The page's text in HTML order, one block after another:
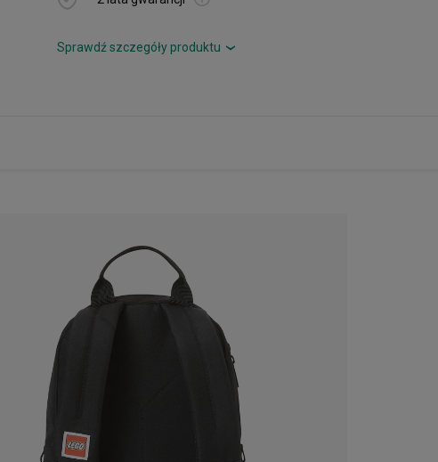
Sprawdź szczegóły produktu ›